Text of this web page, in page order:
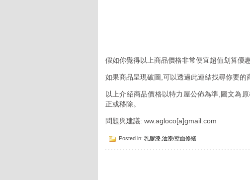
假如你覺得以上商品價格非常便宜超值划算優
如果商品呈現破圖,可以透過此連結找尋你要的
以上介紹商品價格以特力屋公佈為準,圖文為
正或移除。
問題與建議: ww.agloco[a]gmail.com
Posted in: 乳膠漆 油漆/壁面修繕